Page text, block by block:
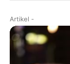
Artikel -